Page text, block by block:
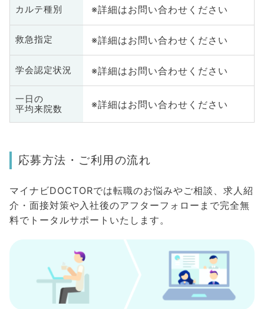
カルテ種別 ※詳細はお問い合わせください
救急指定 ※詳細はお問い合わせください
学会認定状況 ※詳細はお問い合わせください
一日の
平均来院数
※詳細はお問い合わせください
応募方法・ご利用の流れ
マイナビDOCTORでは転職のお悩みやご相談、求人紹
介・面接対策や入社後のアフターフォローまで完全無
料でトータルサポートいたします。